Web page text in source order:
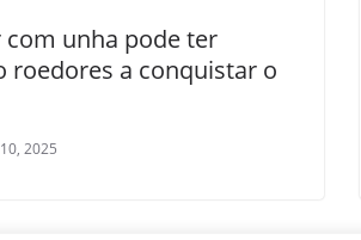
com unha pode ter
roedores a conquistar o
2025